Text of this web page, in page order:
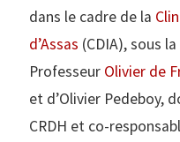
dans le cadre de la
d’Assas (CDIA), sous
Professeur Olivier de
et d’Olivier Pedeboy,
CRDH et co-